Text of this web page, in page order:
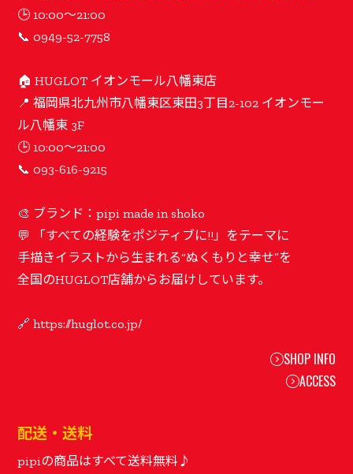
🕒 10:00〜21:00
📞 0949-52-7758
🏠 HUGLOT イオンモール八幡東店
📍 福岡県北九州市八幡東区東田3丁目2-102 イオンモー
ル八幡東 3F
🕒 10:00〜21:00
📞 093-616-9215
🎨 ブランド：pipi made in shoko
💬 「すべての経験をポジティブに!!」をテーマに
手描きイラストから生まれる“ぬくもりと幸せ”を
全国のHUGLOT店舗からお届けしています。
SHOP INFO
ACCESS
配送・送料
pipiの商品はすべて送料無料♪